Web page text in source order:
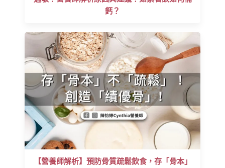
鈣？
【營養師解析】預防骨質疏鬆飲食，存「骨本」